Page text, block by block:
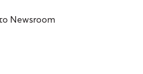
Newsroom